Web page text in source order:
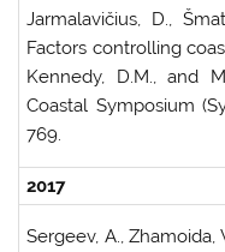
Jarmalavičius, D.,
Factors controlling
Kennedy, D.M., and
Coastal Symposium
769.
2017
Sergeev, A., Zhamoida,